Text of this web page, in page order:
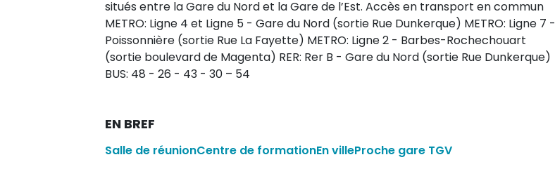
situés entre la Gare du Nord et la Gare de l’Est. Accès en transport en commun
METRO: Ligne 4 et Ligne 5 - Gare du Nord (sortie Rue Dunkerque) METRO: Ligne 7 -
Poissonnière (sortie Rue La Fayette) METRO: Ligne 2 - Barbes-Rochechouart
(sortie boulevard de Magenta) RER: Rer B - Gare du Nord (sortie Rue Dunkerque)
BUS: 48 - 26 - 43 - 30 – 54
EN BREF
Salle de réunionCentre de formationEn villeProche gare TGV